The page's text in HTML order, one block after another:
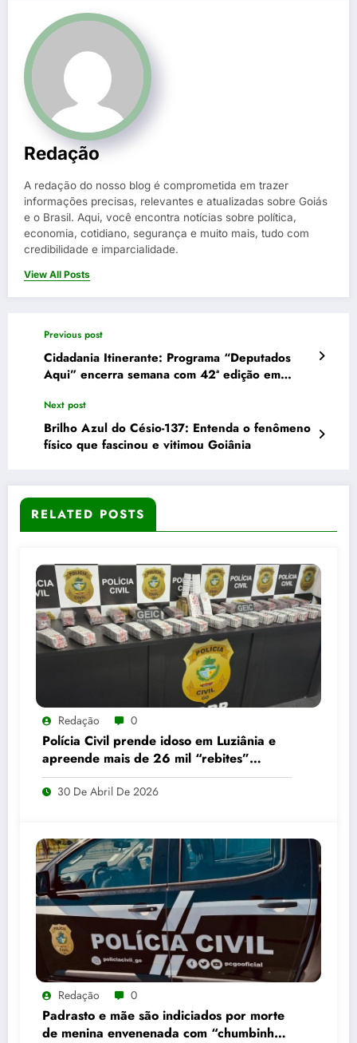
Redação
A redação do nosso blog é comprometida em trazer
informações precisas, relevantes e atualizadas sobre Goiás
e o Brasil. Aqui, você encontra notícias sobre política,
economia, cotidiano, segurança e muito mais, tudo com
credibilidade e imparcialidade.
View All Posts
Previous post
Cidadania Itinerante: Programa “Deputados
Aqui” encerra semana com 42ª edição em
Next post
Brilho Azul do Césio-137: Entenda o fenômeno
físico que fascinou e vitimou Goiânia
RELATED POSTS
Redação 0
Polícia Civil prende idoso em Luziânia e
apreende mais de 26 mil “rebites”
destinados a caminhoneiros
30 De Abril De 2026
Redação 0
Padrasto e mãe são indiciados por morte
de menina envenenada com “chumbinho”